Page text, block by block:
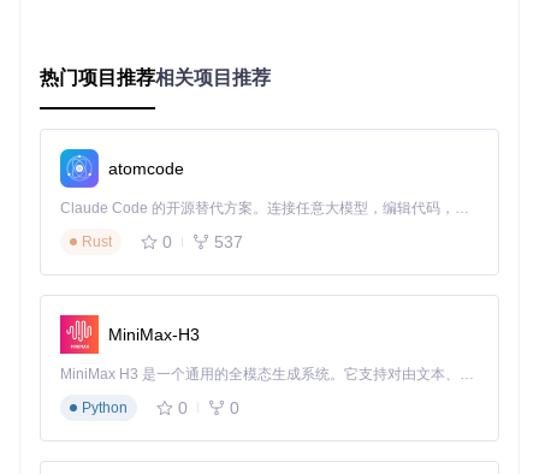
化，便于维护和扩展。
性能优化
等 Hooks 进行性能优化，避免不必要的渲染。
典型生态项目
React Developer Tools：Chrome 扩展，用于调试 Reac
t 应用，提供组件树查看、状态和属性编辑等功能。
Redux DevTools
扩展，支持时间旅行调试、状态快照等功能。
MobX Developer Tools：用于调试 MobX 状态管理的 C
热门项目推荐相关项目推荐
atomcode
Claude Code 的开源替代方案。连接任意大模型，编辑代码，运行命令，自动验证 — 全自动执行。用 Rust 构建，极致性能。 ｜ An open-source alternative to Claude Code. Connect any LLM, edit code, run commands, and verify changes — autonomously. Built in Rust for speed. Get Started
Rust
0 537
MiniMax-H3
MiniMax H3 是一个通用的全模态生成系统。它支持对由文本、图像、视频和音频组成的多模态上下文进行统一理解，并能生成分辨率高达 2K、时长可达 15 秒的带原生立体声音频的视频。得益于面向任务泛化的系统设计，H3 在预训练阶段就已具备广泛的多模态上下文理解与生成能力，能够出色地执行复杂的多模态指令。
Python
0 0